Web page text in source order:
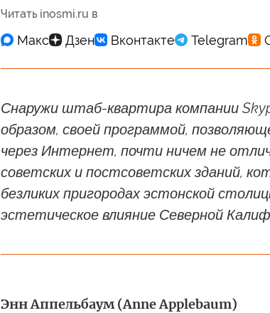
Читать inosmi.ru в
Снаружи штаб-квартира компании
образом, своей программой,
через Интернет, почти ничем не
советских и постсоветских зданий,
безликих пригородах эстонской
эстетическое влияние Северной
Энн Аппельбаум (Anne Applebaum)